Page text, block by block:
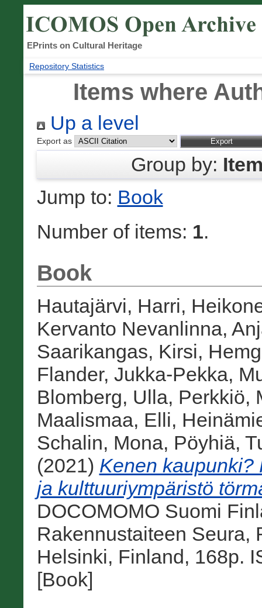
EPrints on Cultural Heritage
Repository Statistics
Items where
Up a level
Export as
Group by:
Jump to: Book
Number of items: 1.
Book
Hautajärvi, Harri,
Kervanto Nevanlinna,
Saarikangas, Kirsi,
Flander, Jukka-Pekka,
Blomberg, Ulla, Perkkiö,
Maalismaa, Elli,
Schalin, Mona, Pöyhiä,
(2021) Kenen kaupunki?
ja kulttuuriympäristö
DOCOMOMO Suomi
Rakennustaiteen Seura,
Helsinki, Finland, 168p.
[Book]